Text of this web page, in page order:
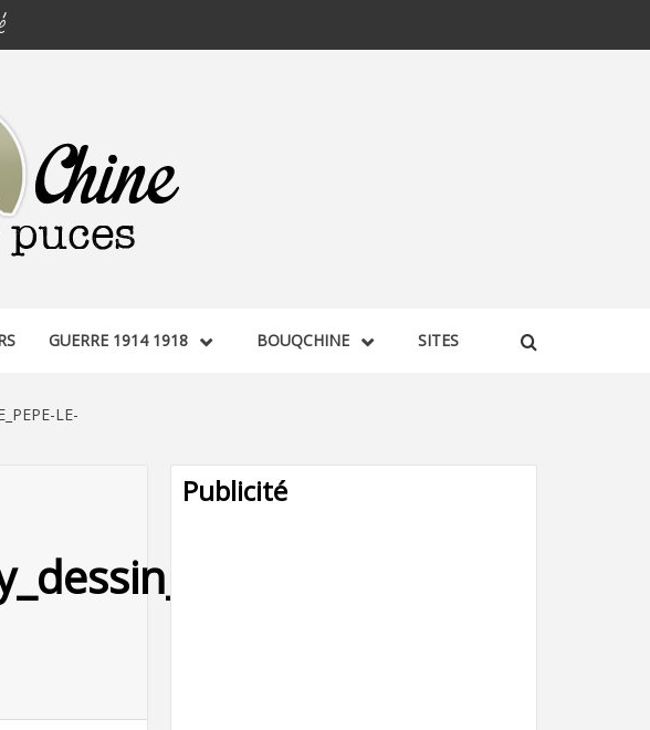
GUERRE 1914 1918 BOUQCHINE SITES
LE-
Publicité